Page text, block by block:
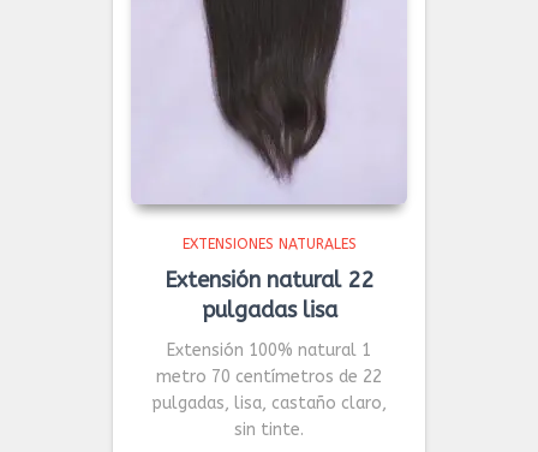
EXTENSIONES NATURALES
Extensión natural 22
pulgadas lisa
Extensión 100% natural 1
metro 70 centímetros de 22
pulgadas, lisa, castaño claro,
sin tinte.